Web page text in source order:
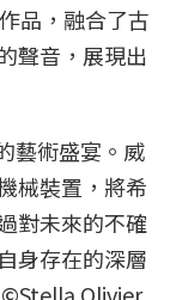
品，融合了古
聲音，展現出